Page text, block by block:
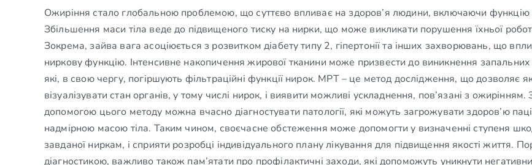
Ожиріння стало глобальною проблемою, що суттєво впливає на здоров’я людини, включаючи функцію
Збільшення маси тіла веде до підвищеного тиску на нирки, що може викликати порушення їхньої
Зокрема, зайва вага асоціюється з розвитком діабету типу 2, гіпертонії та інших захворювань, що
ниркову функцію. Інтенсивне накопичення жирової тканини може призвести до виникнення запальних
які, в свою чергу, погіршують фільтраційні функції нирок. МРТ – це метод дослідження, що дозволяє
візуалізувати стан органів, у тому числі нирок, і виявити можливі ускладнення, пов’язані з ожирінням.
допомогою цього методу можна вчасно діагностувати патології, які можуть загрожувати здоров’ю
надмірною масою тіла. Таким чином, своєчасне обстеження може допомогти у визначенні ступеня
завданої ниркам, і сприяти розробці індивідуального плану лікування для підвищення якості життя.
діагностикою, важливо також пам’ятати про профілактичні заходи, які допоможуть уникнути